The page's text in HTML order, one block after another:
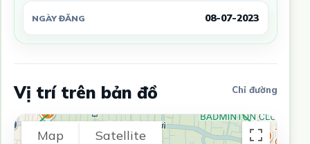
NGÀY ĐĂNG 08-07-2023
Vị trí trên bản đồ Chỉ đường
Map Satellite